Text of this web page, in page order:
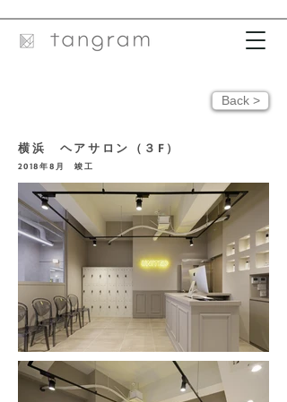
Back >
横浜 ヘアサロン（３F）
2018年8 月 竣工